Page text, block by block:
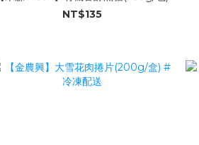
NT$135